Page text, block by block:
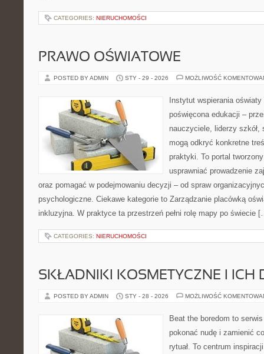
CATEGORIES: NIERUCHOMOŚCI
PRAWO OŚWIATOWE
POSTED BY ADMIN STY - 29 - 2026 MOŻLIWOŚĆ
Instytut wspierania
poświęcona edukacji –
nauczyciele, liderzy szkół,
mogą odkryć konkretne
praktyki. To portal
usprawniać prowadzenie
oraz pomagać w podejmowaniu decyzji – od spraw
psychologiczne. Ciekawe kategorie to Zarządzanie placówką
inkluzyjna. W praktyce ta przestrzeń pełni rolę mapy po świecie
CATEGORIES: NIERUCHOMOŚCI
SKŁADNIKI KOSMETYCZNE I ICH
POSTED BY ADMIN STY - 28 - 2026 MOŻLIWOŚĆ
Beat the boredom to
pokonać nudę i zamienić
rytuał. To centrum